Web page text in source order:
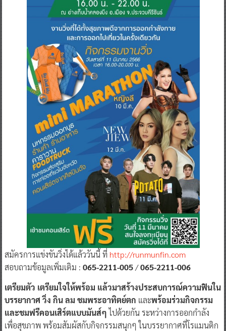
สมัครการแข่งขันวิ่งได้แล้ววันนี้ ที่ http://runmunfin.com
สอบถามข้อมูลเพิ่มเติม : 065-2211-005/065-2211-006
เตรียมตัว เตรียมใจให้พร้อม แล้วมาสร้างประสบการณ์ความฟินใน
บรรยากาศ วิ่ง กิน ลม ชมพระอาทิตย์ตก และพร้อมร่วมกิจกรรม
และชมฟรีคอนเสิร์ตแบบมันส์ๆไปด้วยกัน ระหว่างการออกกำลัง
เพื่อสุขภาพ พร้อมสัมผัสกับกิจกรรมสนุกๆ ในบรรยากาศที่โรแมนติก